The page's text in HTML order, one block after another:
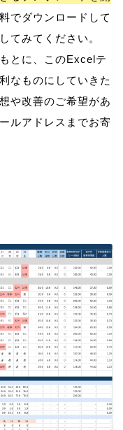
でダウンロードして
てみてください。
とに、このExcelテ
なものにしていきた
や改善のご希望があ
ルアドレスまでお寄